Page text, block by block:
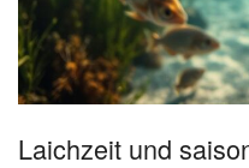
Laichzeit und